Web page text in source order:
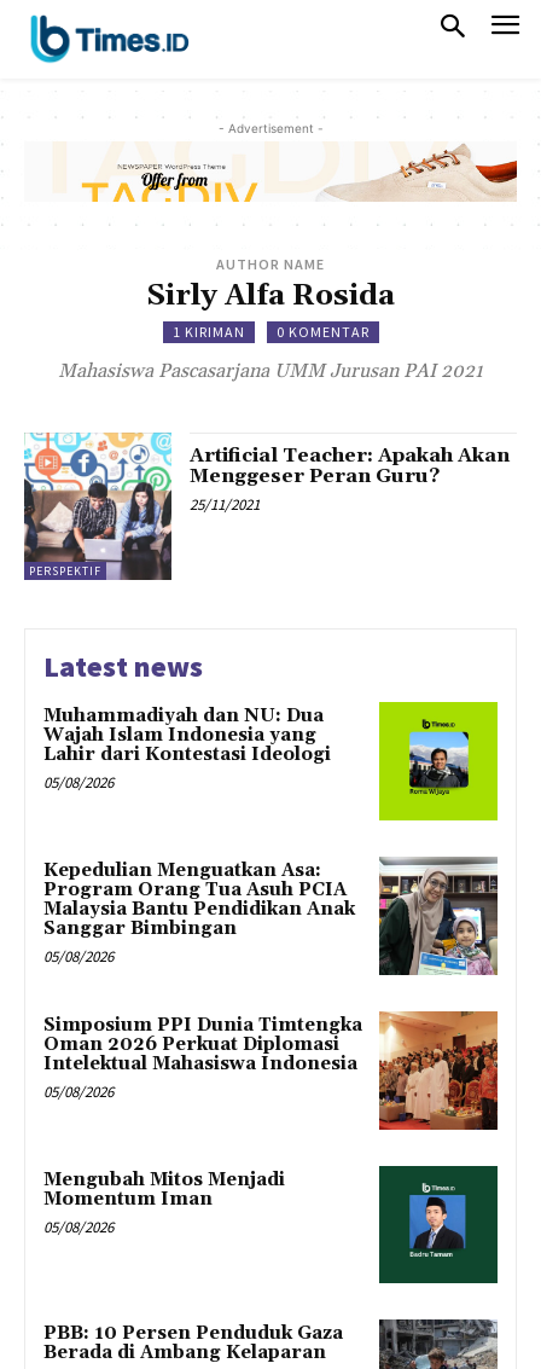
- Advertisement -
AUTHOR NAME
Sirly Alfa Rosida
1 KIRIMAN 0 KOMENTAR
Mahasiswa Pascasarjana UMM Jurusan PAI 2021
PERSPEKTIF
Artificial Teacher: Apakah Akan
Menggeser Peran Guru?
25/11/2021
Latest news
Muhammadiyah dan NU: Dua
Wajah Islam Indonesia yang
Lahir dari Kontestasi Ideologi
05/08/2026
Kepedulian Menguatkan Asa:
Program Orang Tua Asuh PCIA
Malaysia Bantu Pendidikan Anak
Sanggar Bimbingan
05/08/2026
Simposium PPI Dunia Timtengka
Oman 2026 Perkuat Diplomasi
Intelektual Mahasiswa Indonesia
05/08/2026
Mengubah Mitos Menjadi
Momentum Iman
05/08/2026
PBB: 10 Persen Penduduk Gaza
Berada di Ambang Kelaparan